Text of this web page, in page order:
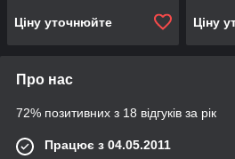
Ціну уточнюйте Ціну
Про нас
72% позитивних з 18 відгуків за рік
Працює з 04.05.2011